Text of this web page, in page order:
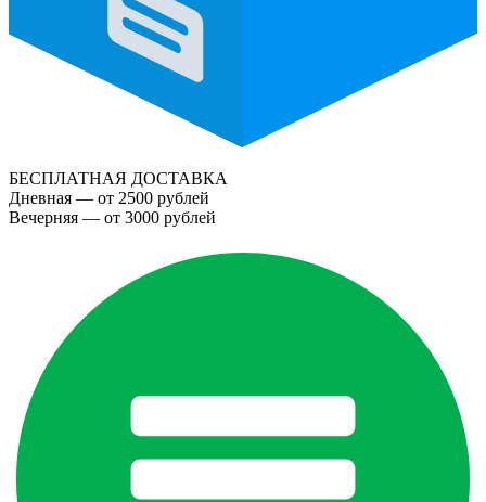
БЕСПЛАТНАЯ ДОСТАВКА
Дневная — от 2500 рублей
Вечерняя — от 3000 рублей